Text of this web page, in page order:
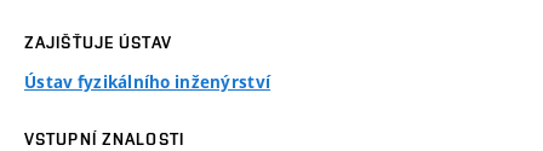
ZAJIŠŤUJE ÚSTAV
Ústav fyzikálního inženýrství
VSTUPNÍ ZNALOSTI